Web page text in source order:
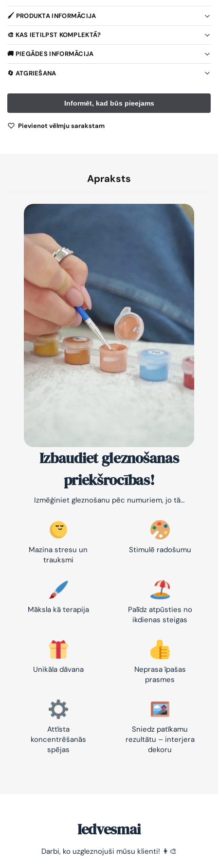
🖌️ PRODUKTA INFORMĀCIJA
🎨 KAS IETILPST KOMPLEKTĀ?
🚚 PIEGĀDES INFORMĀCIJA
🔄 ATGRIEŠANA
Pievienot vēlmju sarakstam
Apraksts
Izbaudiet gleznošanas
priekšrocības!
Izmēģiniet gleznošanu pēc numuriem, jo tā…
Mazina stresu un
trauksmi
Stimulē radošumu
Māksla kā terapija
Palīdz atpūsties no
ikdienas steigas
Unikāla dāvana
Neprasa īpašas
prasmes
Attīsta
koncentrēšanās
spējas
Sniedz patīkamu
rezultātu – interjera
dekoru
Iedvesmai
Darbi, ko uzgleznojuši mūsu klienti! 👩‍🎨